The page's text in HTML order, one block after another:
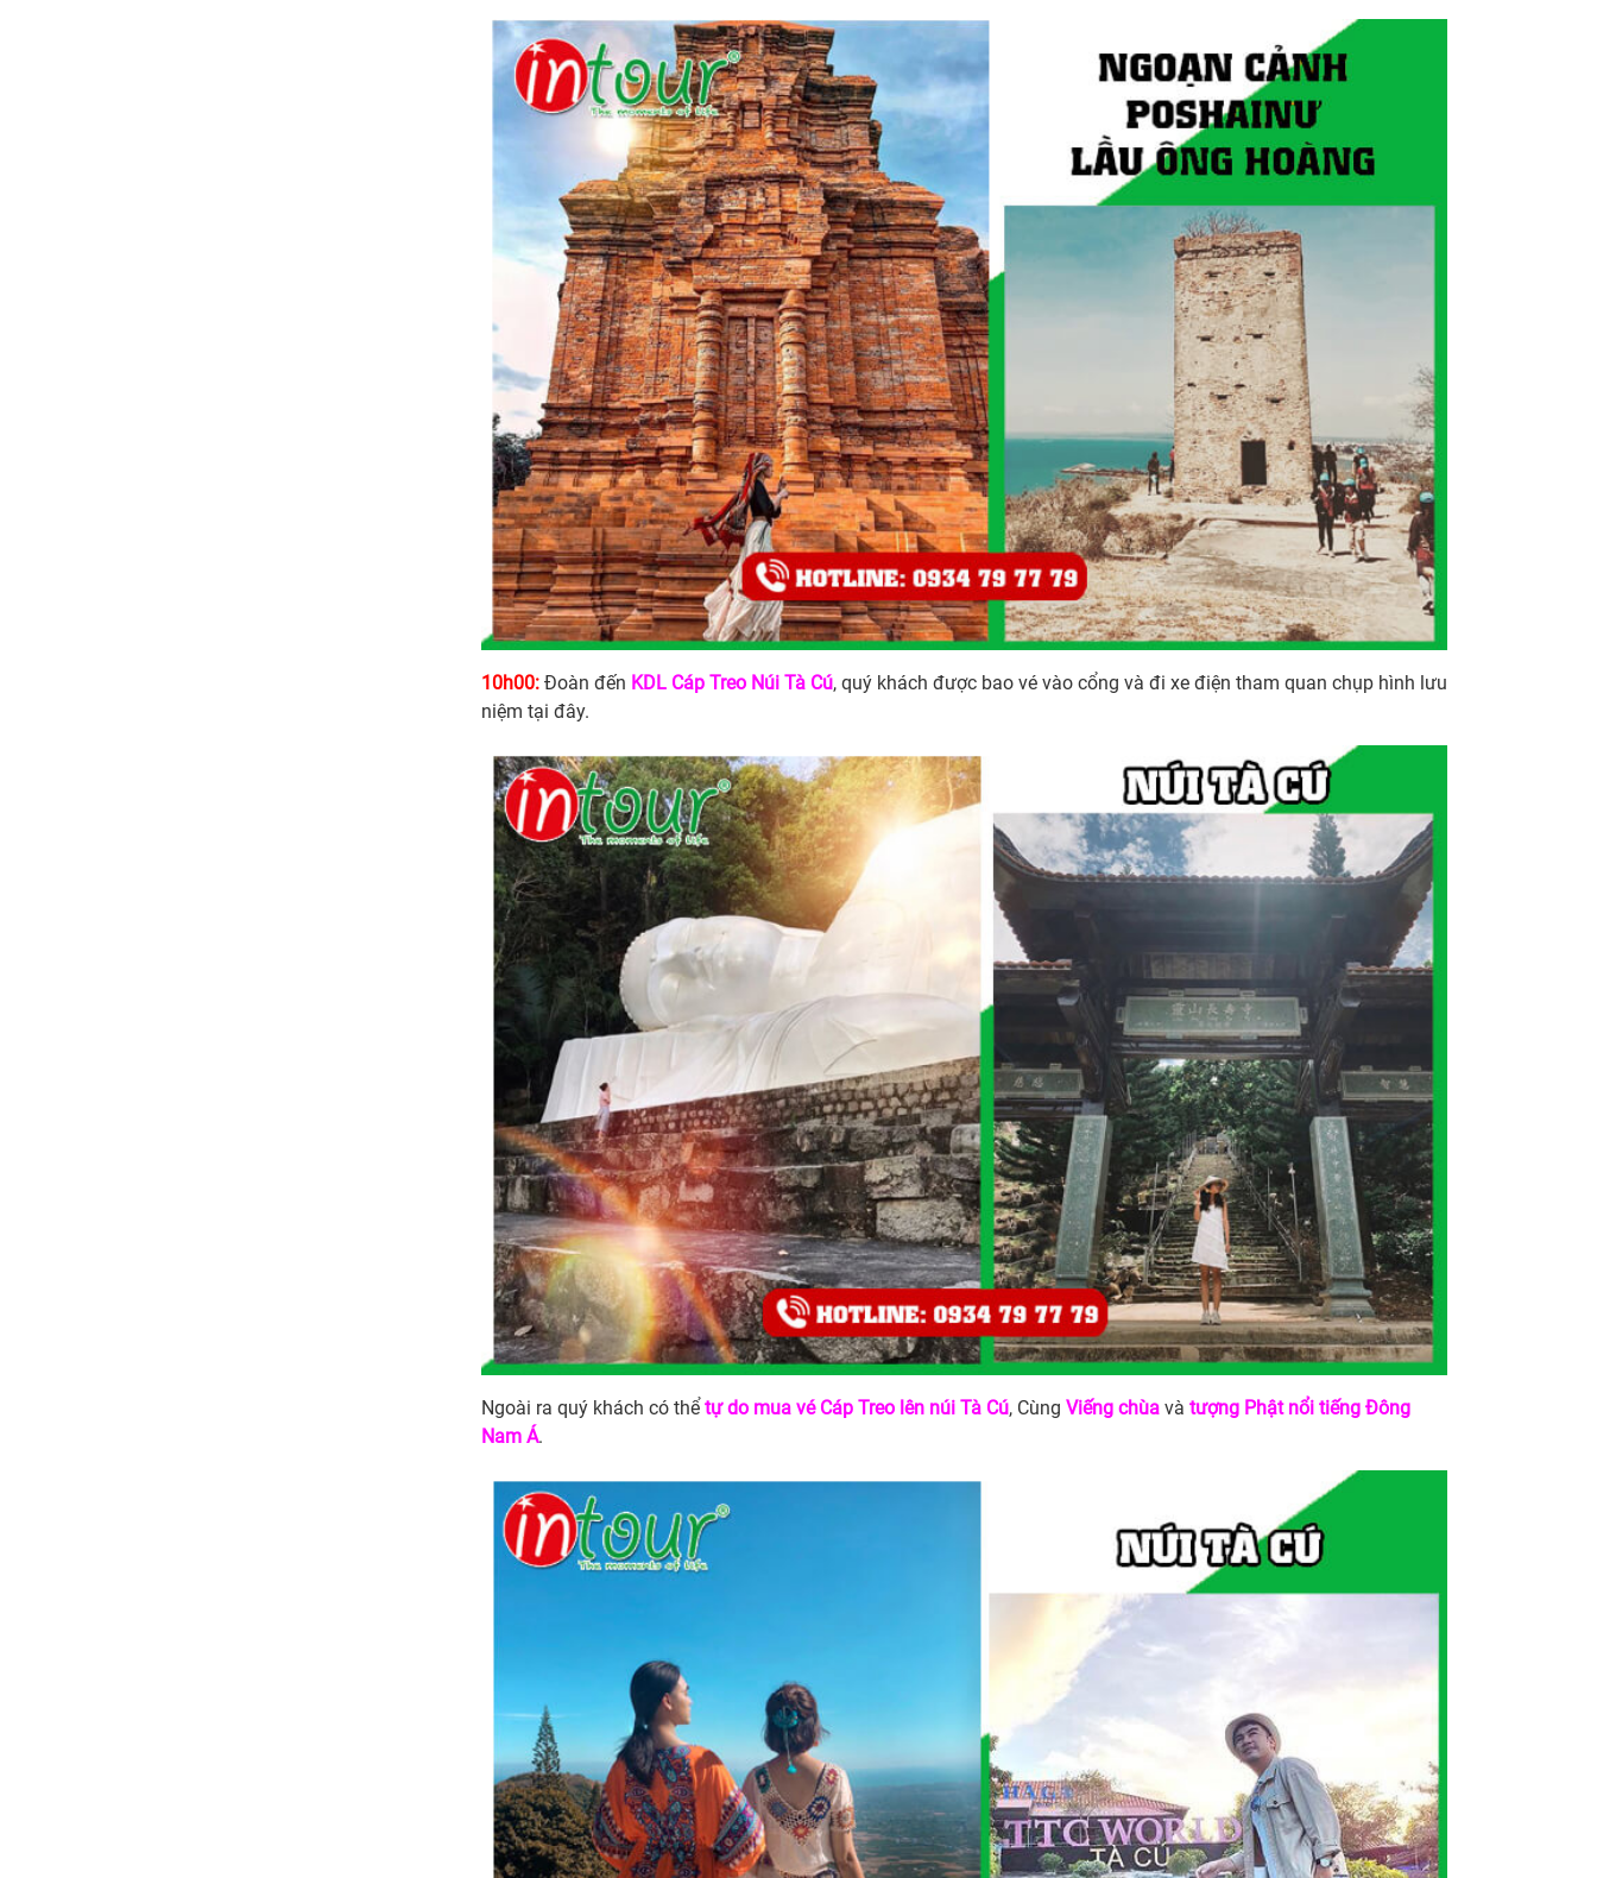
10h00: Đoàn đến KDL Cáp Treo Núi Tà Cú, quý khách được bao vé vào cổng và đi xe điện tham quan chụp hình lưu
niệm tại đây.
Ngoài ra quý khách có thể tự do mua vé Cáp Treo lên núi Tà Cú, Cùng Viếng chùa và tượng Phật nổi tiếng Đông
Nam Á.